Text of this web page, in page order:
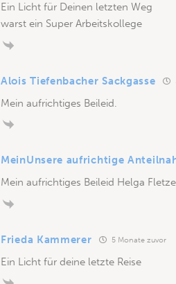
Ein Licht für Deinen letzten Weg
warst ein Super Arbeitskollege
Alois Tiefenbacher Sackgasse
Mein aufrichtiges Beileid.
MeinUnsere aufrichtige
Mein aufrichtiges Beileid Helga
Frieda Kammerer 5 Monate zuvor
Ein Licht für deine letzte Reise